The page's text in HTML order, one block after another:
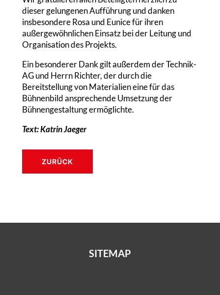
dieser gelungenen Aufführung und danken
insbesondere Rosa und Eunice für ihren
außergewöhnlichen Einsatz bei der Leitung und
Organisation des Projekts.
Ein besonderer Dank gilt außerdem der Technik-
AG und Herrn Richter, der durch die
Bereitstellung von Materialien eine für das
Bühnenbild ansprechende Umsetzung der
Bühnengestaltung ermöglichte.
Text: Katrin Jaeger
ZURÜCK
SITEMAP